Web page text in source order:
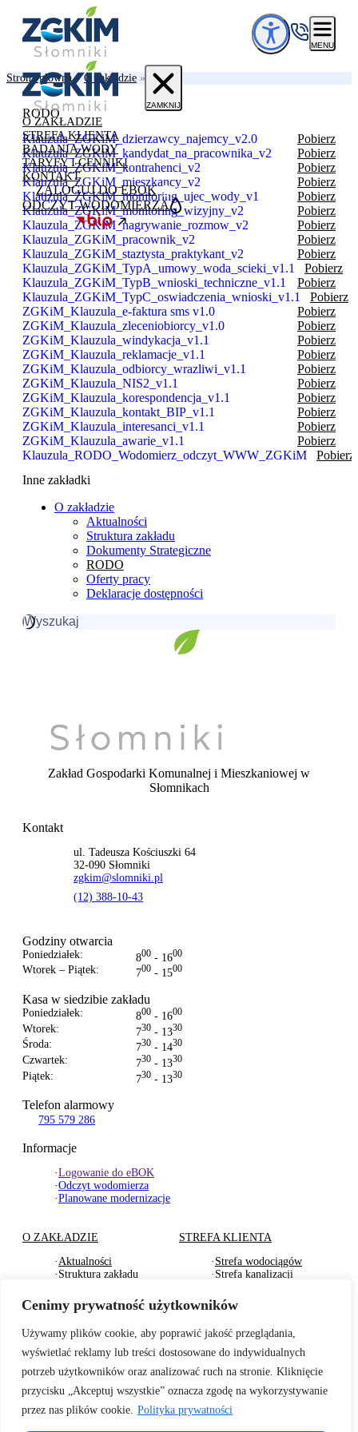
Cenimy prywatność użytkowników
Używamy plików cookie, aby poprawić jakość przeglądania,
wyświetlać reklamy lub treści dostosowane do indywidualnych
potrzeb użytkowników oraz analizować ruch na stronie. Kliknięcie
przycisku „Akceptuj wszystkie” oznacza zgodę na wykorzystywanie
przez nas plików cookie. Polityka prywatności
Przejdź do treści
MENU
ZAMKNIJ
O ZAKŁADZIE
STREFA KLIENTA
BADANIA WODY
TARYFY I CENNIKI
KONTAKT
ZALOGUJ DO EBOK
ODCZYT WODOMIERZA
Strona główna»O zakładzie » RODO
RODO
Klauzula_ZGKiM_dzierzawcy_najemcy_v2.0
Pobierz
Klauzula_ZGKiM_kandydat_na_pracownika_v2
Pobierz
Klauzula_ZGKiM_kontrahenci_v2
Pobierz
Klauzula_ZGKiM_mieszkancy_v2
Pobierz
Klauzula_ZGKiM_monitoring_ujec_wody_v1
Pobierz
Klauzula_ZGKiM_monitoring_wizyjny_v2
Pobierz
Klauzula_ZGKiM_nagrywanie_rozmow_v2
Pobierz
Klauzula_ZGKiM_pracownik_v2
Pobierz
Klauzula_ZGKiM_staztysta_praktykant_v2
Pobierz
Klauzula_ZGKiM_TypA_umowy_woda_scieki_v1.1
Pobierz
Klauzula_ZGKiM_TypB_wnioski_techniczne_v1.1
Pobierz
Klauzula_ZGKiM_TypC_oswiadczenia_wnioski_v1.1
Pobierz
ZGKiM_Klauzula_e-faktura sms v1.0
Pobierz
ZGKiM_Klauzula_zleceniobiorcy_v1.0
Pobierz
ZGKiM_Klauzula_windykacja_v1.1
Pobierz
ZGKiM_Klauzula_reklamacje_v1.1
Pobierz
ZGKiM_Klauzula_odbiorcy_wrazliwi_v1.1
Pobierz
ZGKiM_Klauzula_NIS2_v1.1
Pobierz
ZGKiM_Klauzula_korespondencja_v1.1
Pobierz
ZGKiM_Klauzula_kontakt_BIP_v1.1
Pobierz
ZGKiM_Klauzula_interesanci_v1.1
Pobierz
ZGKiM_Klauzula_awarie_v1.1
Pobierz
Klauzula_RODO_Wodomierz_odczyt_WWW_ZGKiM
Pobierz
Inne zakładki
O zakładzie
Aktualności
Struktura zakładu
Dokumenty Strategiczne
RODO
Oferty pracy
Deklaracje dostępności
Szukaj:
Zakład Gospodarki Komunalnej i Mieszkaniowej w
Słomnikach
Kontakt
ul. Tadeusza Kościuszki 64
32-090 Słomniki
zgkim@slomniki.pl
(12) 388-10-43
Godziny otwarcia
Poniedziałek: 800 - 1600
Wtorek – Piątek: 700 - 1500
Kasa w siedzibie zakładu
Poniedziałek: 800 - 1600
Wtorek: 730 - 1330
Środa: 730 - 1430
Czwartek: 730 - 1330
Piątek: 730 - 1330
Telefon alarmowy
795 579 286
Informacje
·Logowanie do eBOK
·Odczyt wodomierza
·Planowane modernizacje
O ZAKŁADZIE
·Aktualności
· Struktura zakładu
·Oferty pracy
STREFA KLIENTA
· Strefa wodociągów
· Strefa kanalizacji
komunalnych
·Strefa odbioru odpadów
·Badania wewnętrzne wody
·Informacje o jakości wody
·Za zbiorowe zaopatrzenie
w wodę
·Za zbiorowe